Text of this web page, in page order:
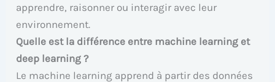
apprendre, raisonner ou interagir avec leur
environnement.
Quelle est la différence entre machine learning et
deep learning ?
Le machine learning apprend à partir des données